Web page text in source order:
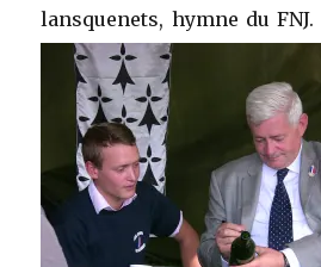
lansquenets, hymne du FNJ.